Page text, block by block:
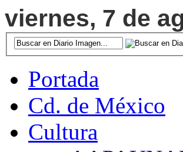
viernes, 7 de
Portada
Cd. de México
Cultura